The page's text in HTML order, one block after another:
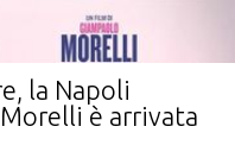
la Napoli
è arrivata